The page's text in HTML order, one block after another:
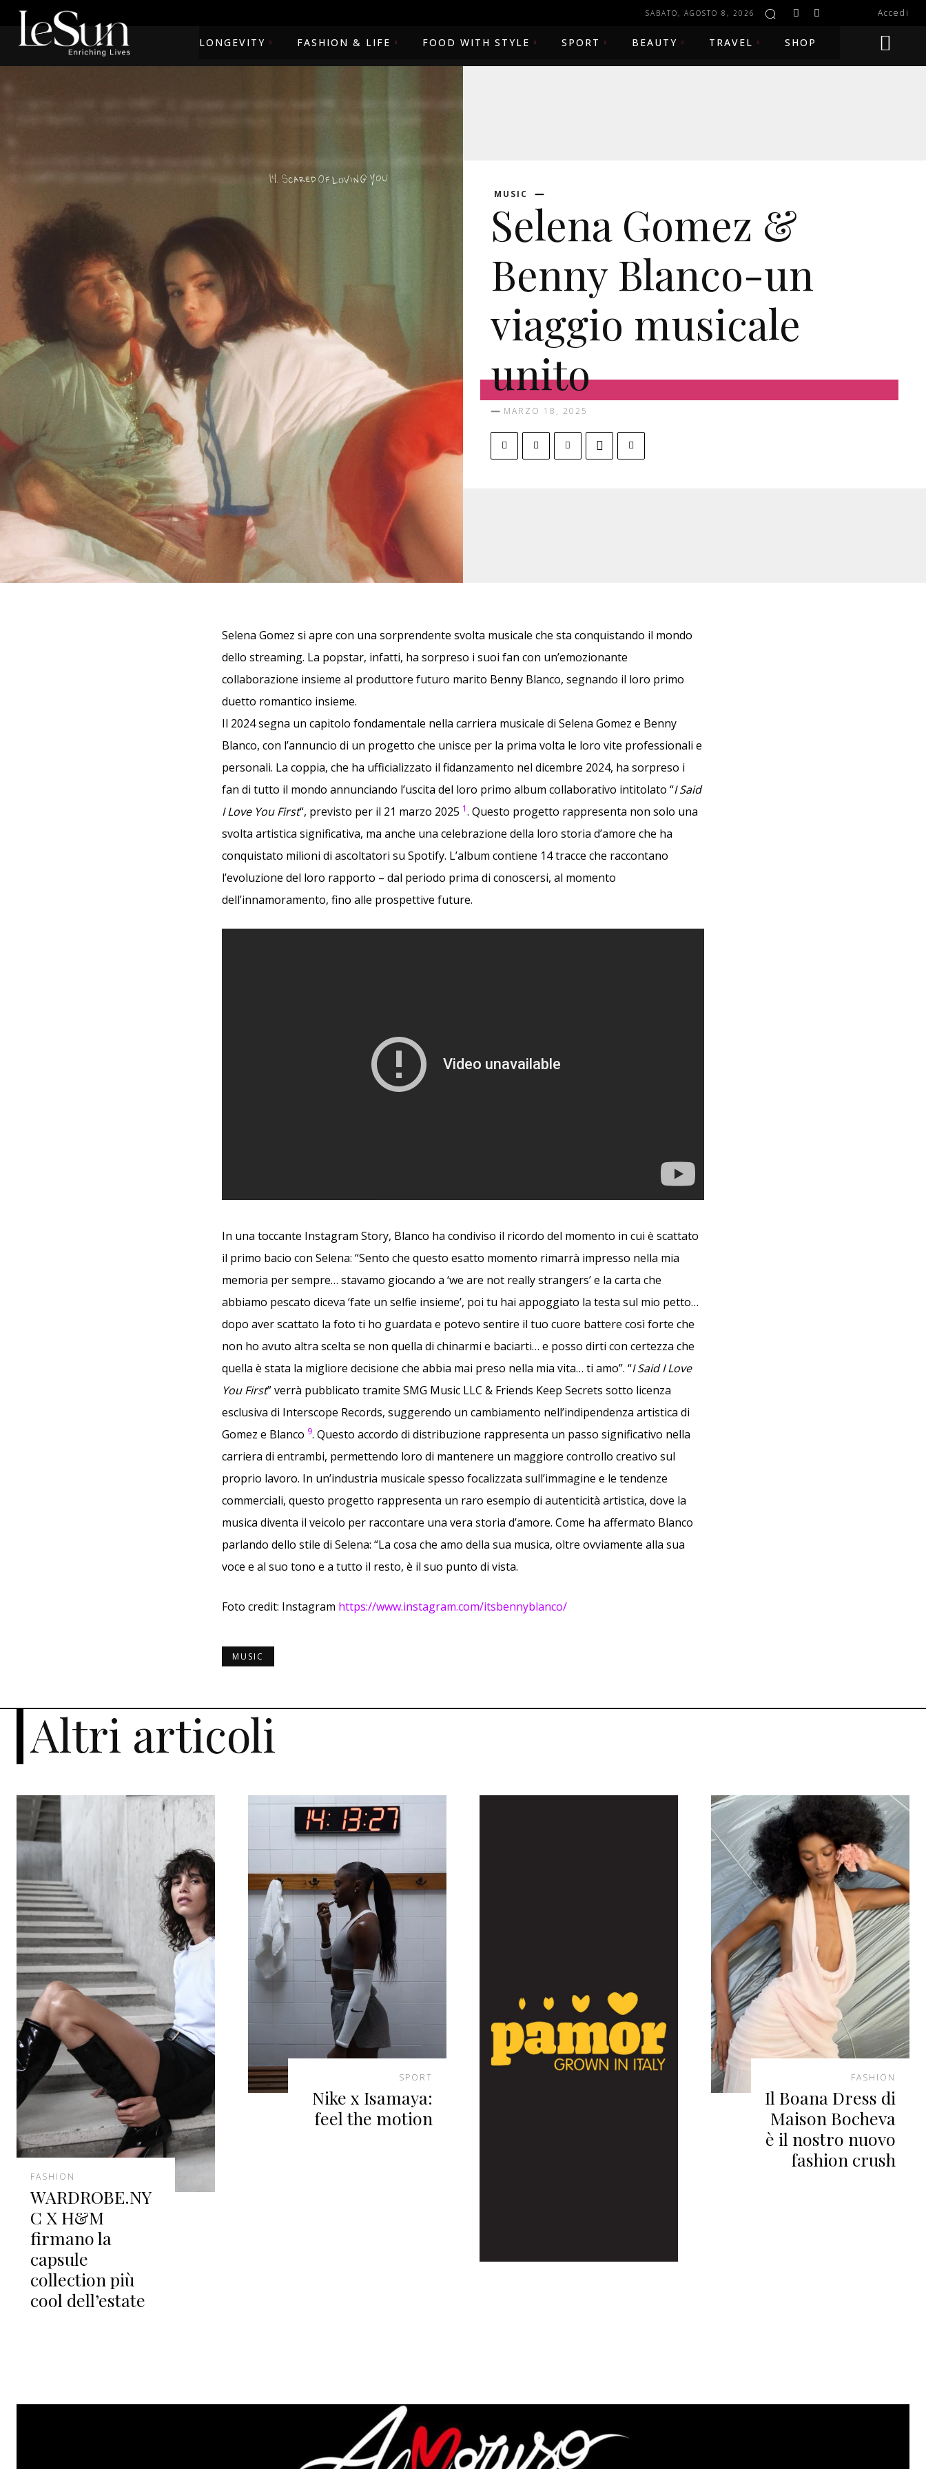
SABATO, AGOSTO 8, 2026 Accedi
LONGEVITY FASHION & LIFE FOOD WITH STYLE SPORT BEAUTY TRAVEL SHOP
MUSIC
Selena Gomez &
Benny Blanco-un
viaggio musicale
unito
MARZO 18, 2025
Selena Gomez si apre con una sorprendente svolta musicale che sta conquistando il mondo
dello streaming. La popstar, infatti, ha sorpreso i suoi fan con un’emozionante
collaborazione insieme al produttore futuro marito Benny Blanco, segnando il loro primo
duetto romantico insieme.
Il 2024 segna un capitolo fondamentale nella carriera musicale di Selena Gomez e Benny
Blanco, con l’annuncio di un progetto che unisce per la prima volta le loro vite professionali e
personali. La coppia, che ha ufficializzato il fidanzamento nel dicembre 2024, ha sorpreso i
fan di tutto il mondo annunciando l’uscita del loro primo album collaborativo intitolato “I Said
I Love You First“, previsto per il 21 marzo 2025 1. Questo progetto rappresenta non solo una
svolta artistica significativa, ma anche una celebrazione della loro storia d’amore che ha
conquistato milioni di ascoltatori su Spotify. L’album contiene 14 tracce che raccontano
l’evoluzione del loro rapporto – dal periodo prima di conoscersi, al momento
dell’innamoramento, fino alle prospettive future.
In una toccante Instagram Story, Blanco ha condiviso il ricordo del momento in cui è scattato
il primo bacio con Selena: “Sento che questo esatto momento rimarrà impresso nella mia
memoria per sempre… stavamo giocando a ‘we are not really strangers’ e la carta che
abbiamo pescato diceva ‘fate un selfie insieme’, poi tu hai appoggiato la testa sul mio petto…
dopo aver scattato la foto ti ho guardata e potevo sentire il tuo cuore battere così forte che
non ho avuto altra scelta se non quella di chinarmi e baciarti… e posso dirti con certezza che
quella è stata la migliore decisione che abbia mai preso nella mia vita… ti amo”. “I Said I Love
You First” verrà pubblicato tramite SMG Music LLC & Friends Keep Secrets sotto licenza
esclusiva di Interscope Records, suggerendo un cambiamento nell’indipendenza artistica di
Gomez e Blanco 9. Questo accordo di distribuzione rappresenta un passo significativo nella
carriera di entrambi, permettendo loro di mantenere un maggiore controllo creativo sul
proprio lavoro. In un’industria musicale spesso focalizzata sull’immagine e le tendenze
commerciali, questo progetto rappresenta un raro esempio di autenticità artistica, dove la
musica diventa il veicolo per raccontare una vera storia d’amore. Come ha affermato Blanco
parlando dello stile di Selena: “La cosa che amo della sua musica, oltre ovviamente alla sua
voce e al suo tono e a tutto il resto, è il suo punto di vista.
Foto credit: Instagram https://www.instagram.com/itsbennyblanco/
MUSIC
Altri articoli
FASHION
WARDROBE.NY
C X H&M
firmano la
capsule
collection più
cool dell’estate
SPORT
Nike x Isamaya:
feel the motion
FASHION
Il Boana Dress di
Maison Bocheva
è il nostro nuovo
fashion crush